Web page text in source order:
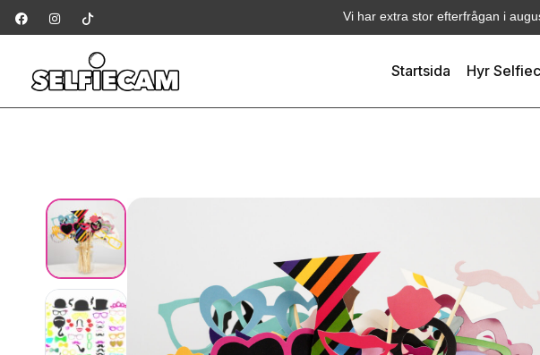
Vi har extra stor efterfrågan i
Startsida Hyr